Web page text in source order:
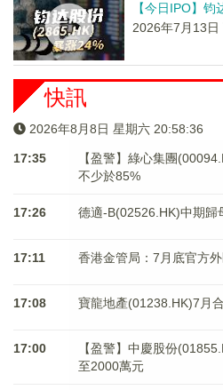
【今日IPO】
2026年7月13日
快訊
2026年8月8日 星期六 20:58:36
17:35
【盈警】綠心集團
不少於85%
17:26 德適-B(02526.HK)中期歸
17:11 香港金管局：7月底官方
17:08 寶龍地產(01238.HK)7月
17:00
【盈警】中慶股份
至2000萬元